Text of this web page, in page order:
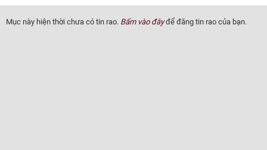
LS Tất cả
GIÁ XE XUẤT XỨ
Mục này hiện thời chưa có tin rao. Bấm vào đâyđể đăng tin rao của bạn.